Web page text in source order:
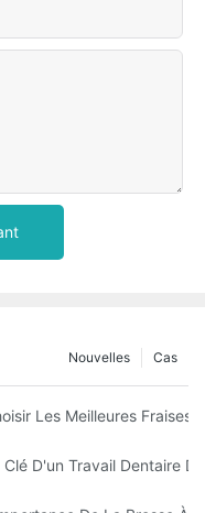
Cas
Nouvelles
Des Fraises En Zircone
Les Meilleures Fraises
Avec Les Fraises
Clé D'un Travail Dentaire